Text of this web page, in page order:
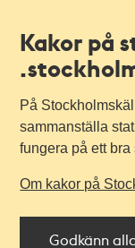
Kakor på
På
sammanställa
fungera på ett bra
Om kakor på
Godkänn